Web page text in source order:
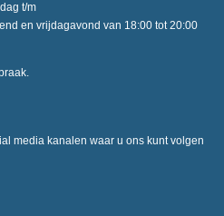
t/m
en vrijdagavond van 18:00 tot 20:00
media kanalen waar u ons kunt volgen